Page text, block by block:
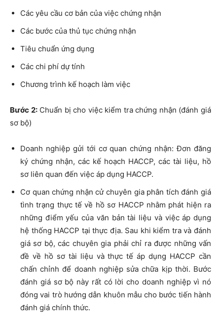
Các yêu cầu cơ bản của việc chứng nhận
Các bước của thủ tục chứng nhận
Tiêu chuẩn ứng dụng
Các chi phí dự tính
Chương trình kế hoạch làm việc
Bước 2:Chuẩn bị cho việc kiểm tra chứng nhận (đánh giá
sơ bộ)
Doanh nghiệp gửi tới cơ quan chứng nhận: Đơn đăng
ký chứng nhận, các kế hoạch HACCP, các tài liệu, hồ
sơ liên quan đến việc áp dụng HACCP.
Cơ quan chứng nhận cử chuyên gia phân tích đánh giá
tình trạng thực tế về hồ sơ HACCP nhằm phát hiện ra
những điểm yếu của văn bản tài liệu và việc áp dụng
hệ thống HACCP tại thực địa. Sau khi kiểm tra và đánh
giá sơ bộ, các chuyên gia phải chỉ ra được những vấn
đề về hồ sơ tài liệu và thực tế áp dụng HACCP cần
chấn chỉnh để doanh nghiệp sửa chữa kịp thời. Bước
đánh giá sơ bộ này rất có lời cho doanh nghiệp vì nó
đóng vai trò hướng dẫn khuôn mẫu cho bước tiến hành
đánh giá chính thức.